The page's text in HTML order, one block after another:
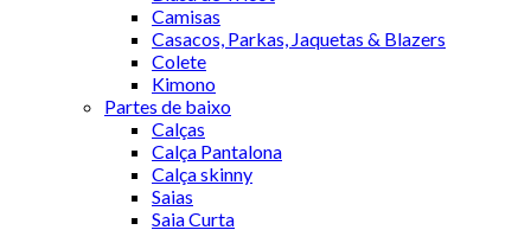
Camisas
Casacos, Parkas, Jaquetas & Blazers
Colete
Kimono
Partes de baixo
Calças
Calça Pantalona
Calça skinny
Saias
Saia Curta